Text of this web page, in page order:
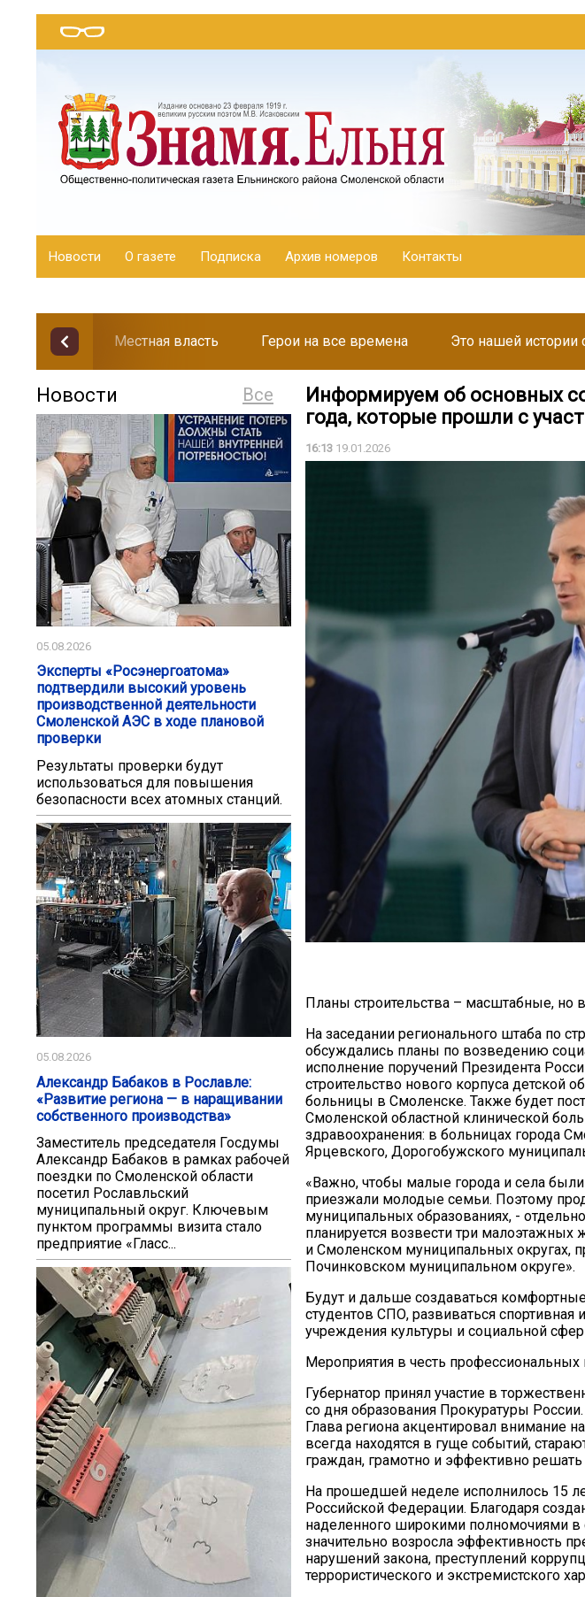
Новости О газете Подписка Архив номеров Контакты
Местная власть Герои на все времена Это нашей истории
Все
Новости
05.08.2026
Эксперты «Росэнергоатома»
подтвердили высокий уровень
производственной деятельности
Смоленской АЭС в ходе плановой
проверки
Результаты проверки будут
использоваться для повышения
безопасности всех атомных станций.
05.08.2026
Александр Бабаков в Рославле:
«Развитие региона — в наращивании
собственного производства»
Заместитель председателя Госдумы
Александр Бабаков в рамках рабочей
поездки по Смоленской области
посетил Рославльский
муниципальный округ. Ключевым
пунктом программы визита стало
предприятие «Гласс...
Информируем об основных
года, которые прошли с
16:13 19.01.2026
Планы строительства – масштабные,
На заседании регионального штаба по
обсуждались планы по возведению
исполнение поручений Президента
строительство нового корпуса детской
больницы в Смоленске. Также будет
Смоленской областной клинической
здравоохранения: в больницах города
Ярцевского, Дорогобужского
«Важно, чтобы малые города и села
приезжали молодые семьи. Поэтому
муниципальных образованиях, -
планируется возвести три
и Смоленском муниципальных округах,
Починковском муниципальном округе».
Будут и дальше создаваться
студентов СПО, развиваться спортивная
учреждения культуры и социальной
Мероприятия в честь профессиональных
Губернатор принял участие в
со дня образования Прокуратуры
Глава региона акцентировал внимание
всегда находятся в гуще событий,
граждан, грамотно и эффективно
На прошедшей неделе исполнилось 15
Российской Федерации. Благодаря
наделенного широкими полномочиями в
значительно возросла эффективность
нарушений закона, преступлений
террористического и экстремистского